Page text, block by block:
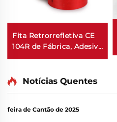
Fita Retrorrefletiva CE
104R de Fábrica, Adesivo
para Caminhão
Notícias Quentes
feira de Cantão de 2025